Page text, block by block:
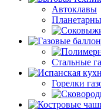
Автоклавы
Стальные
Горелки